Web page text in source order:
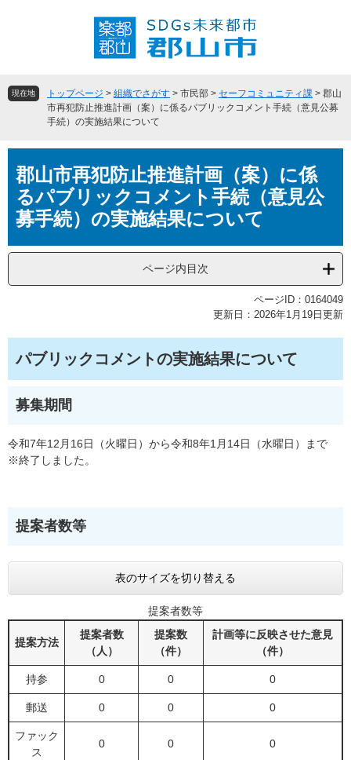
頭
飛現在地 トップページ > 組織でさがす > 市民部 > セーフコミュニティ課 > 郡山
市再犯防止推進計画（案）に係るパブリックコメント手続（意見公募
手続）の実施結果について
文郡山市再犯防止推進計画（案）に係
るパブリックコメント手続（意見公
募手続）の実施結果について
ページ内目次
ページID：0164049
更新日：2026年1月19日更新
パブリックコメントの実施結果について
募集期間
令和7年12月16日（火曜日）から令和8年1月14日（水曜日）まで
※終了しました。
提案者数等
表のサイズを切り替える
提案者数等
提案方法
提案者数
（人）
提案数
（件）
計画等に反映させた意見
（件）
持参 0 0 0
郵送 0 0 0
ファック
ス
0 0 0